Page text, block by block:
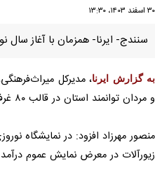
سنندج- ایرنا- همزمان با آغاز سال
به گزارش ایرنا ، مدیرکل
مردان توانمند استان در قالب ٨٠ غرفه به نمایش درآمده است.
منصور مهرزاد افزود: در نمایشگاه
زیورآلات در معرض نمایش عموم